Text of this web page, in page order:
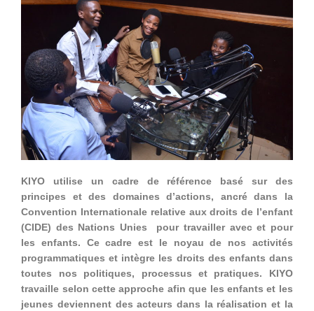
KIYO utilise un cadre de référence basé sur des
principes et des domaines d’actions, ancré dans la
Convention Internationale relative aux droits de l’enfant
(CIDE) des Nations Unies
pour travailler avec et pour
les enfants. Ce cadre est le noyau de nos activités
programmatiques et intègre les droits des enfants dans
toutes nos politiques, processus et pratiques. KIYO
travaille selon cette approche afin que les enfants et les
jeunes deviennent des acteurs dans la réalisation et la